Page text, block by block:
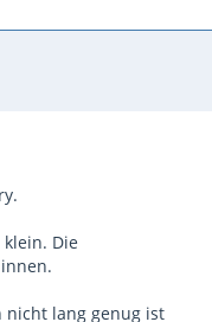
Die
nicht lang genug ist